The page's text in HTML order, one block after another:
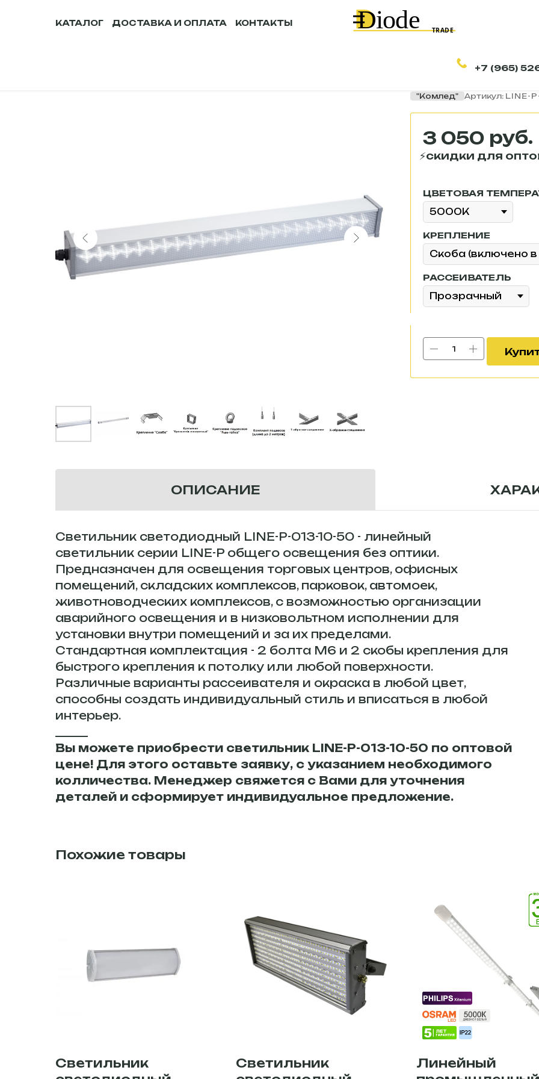
КАТАЛОГ ДОСТАВКА И ОПЛАТА КОНТАКТЫ
+7 (965)
"Комлед" Артикул: LINE-
3 050 руб.
ЦВЕТОВАЯ
КРЕПЛЕНИЕ
РАССЕИВАТЕЛЬ
ОПИСАНИЕ
Светильник светодиодный LINE-P-013-10-50 - линейный
светильник серии LINE-P общего освещения без оптики.
Предназначен для освещения торговых центров, офисных
помещений, складских комплексов, парковок, автомоек,
животноводческих комплексов, с возможностью организации
аварийного освещения и в низковольтном исполнении для
установки внутри помещений и за их пределами.
Стандартная комплектация - 2 болта М6 и 2 скобы крепления для
быстрого крепления к потолку или любой поверхности.
Различные варианты рассеивателя и окраска в любой цвет,
способны создать индивидуальный стиль и вписаться в любой
интерьер.
Вы можете приобрести светильник LINE-P-013-10-50 по оптовой
цене! Для этого оставьте заявку, с указанием необходимого
колличества. Менеджер свяжется с Вами для уточнения
деталей и сформирует индивидуальное предложение.
Похожие товары
Светильник
Светильник
Линейный